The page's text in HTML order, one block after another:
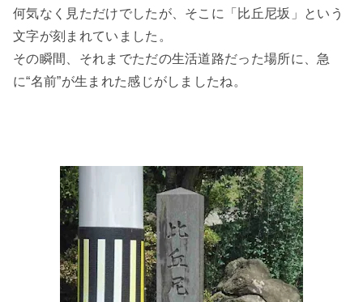
何気なく見ただけでしたが、そこに「比丘尼坂」という
文字が刻まれていました。
その瞬間、それまでただの生活道路だった場所に、急
に“名前”が生まれた感じがしましたね。